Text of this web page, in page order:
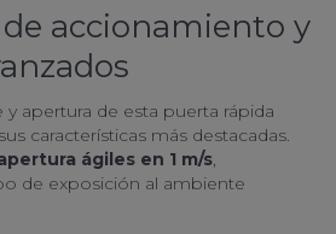
accionamiento y
y apertura de esta puerta rápida
características más destacadas.
ágiles en 1 m/s,
de exposición al ambiente